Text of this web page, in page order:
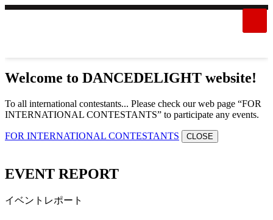
Welcome to DANCEDELIGHT website!
To all international contestants... Please check our web page “FOR
INTERNATIONAL CONTESTANTS” to participate any events.
FOR INTERNATIONAL CONTESTANTS CLOSE
EVENT REPORT
イベントレポート